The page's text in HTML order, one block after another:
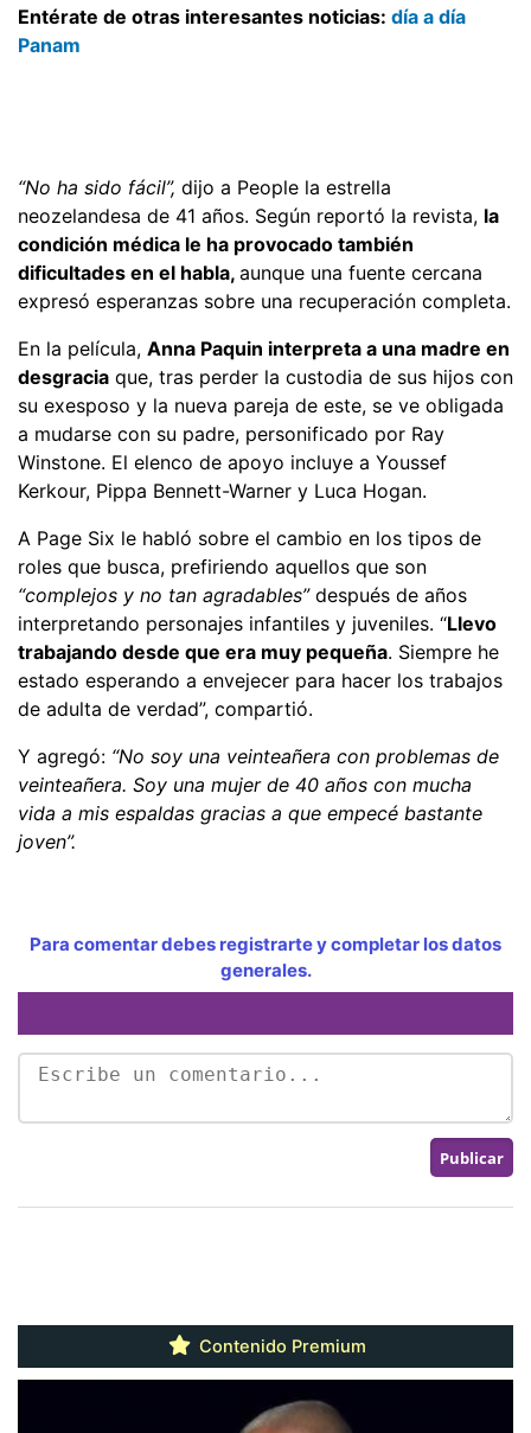
Entérate de otras interesantes noticias: día a día
Panam
“No ha sido fácil”, dijo a People la estrella
neozelandesa de 41 años. Según reportó la revista, la
condición médica le ha provocado también
dificultades en el habla, aunque una fuente cercana
expresó esperanzas sobre una recuperación completa.
En la película, Anna Paquin interpreta a una madre en
desgracia que, tras perder la custodia de sus hijos con
su exesposo y la nueva pareja de este, se ve obligada
a mudarse con su padre, personificado por Ray
Winstone. El elenco de apoyo incluye a Youssef
Kerkour, Pippa Bennett-Warner y Luca Hogan.
A Page Six le habló sobre el cambio en los tipos de
roles que busca, prefiriendo aquellos que son
“complejos y no tan agradables” después de años
interpretando personajes infantiles y juveniles. “Llevo
trabajando desde que era muy pequeña. Siempre he
estado esperando a envejecer para hacer los trabajos
de adulta de verdad”, compartió.
Y agregó: “No soy una veinteañera con problemas de
veinteañera. Soy una mujer de 40 años con mucha
vida a mis espaldas gracias a que empecé bastante
joven”.
Para comentar debes registrarte y completar los datos
generales.
Contenido Premium